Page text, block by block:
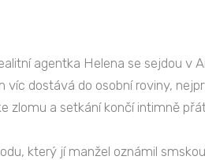
agentka Helena se sejdou v
dostává do osobní roviny,
zlomu a setkání končí intimně
který jí manžel oznámil